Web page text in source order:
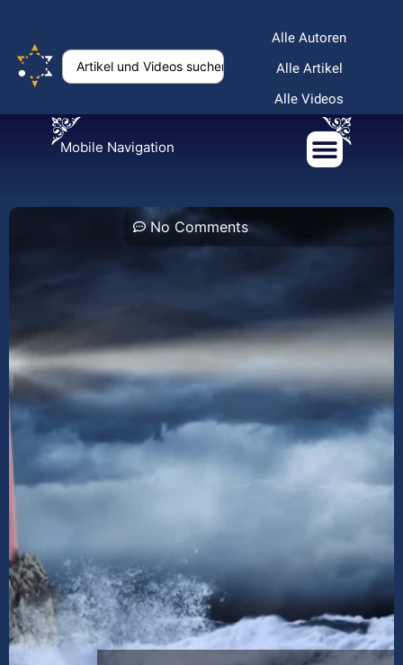
Alle Autoren
Alle Artikel
Alle Videos
Mobile Navigation
No Comments